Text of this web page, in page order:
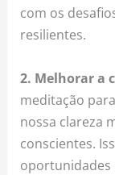
com os
resilientes.
2. Melhorar a
meditação
nossa clareza
conscientes.
oportunidades